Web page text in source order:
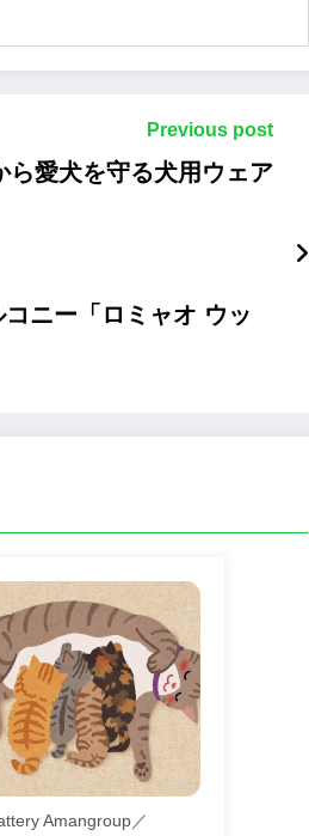
Previous post
ら愛犬を守る犬用ウェア
ニー「ロミャオ ウッ
Amangroup／